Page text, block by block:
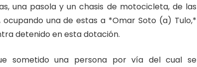
una pasola y un chasis de motocicleta, de las
una de estas a *Omar Soto (a) Tulo,*
detenido en esta dotación.
sometido una persona por vía del cual se